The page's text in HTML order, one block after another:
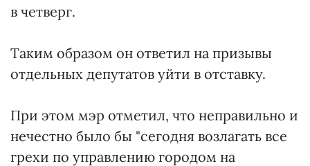
в четверг.
Таким образом он ответил на призывы
отдельных депутатов уйти в отставку.
При этом мэр отметил, что неправильно и
нечестно было бы "сегодня возлагать все
грехи по управлению городом на